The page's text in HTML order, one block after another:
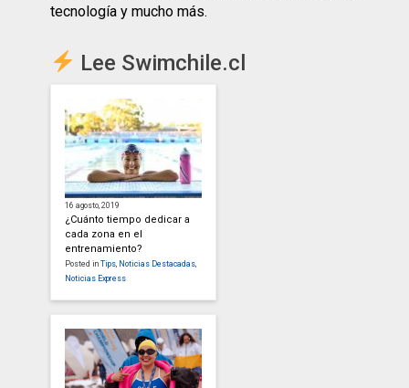
tecnología y mucho más.
Lee Swimchile.cl
16 agosto, 2019
¿Cuánto tiempo dedicar a
cada zona en el
entrenamiento?
Posted in Tips Noticias Destacadas
Noticias Express